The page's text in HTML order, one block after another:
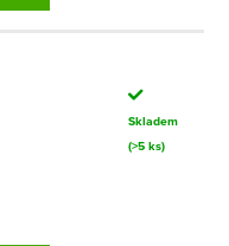
Skladem
(>5 ks)